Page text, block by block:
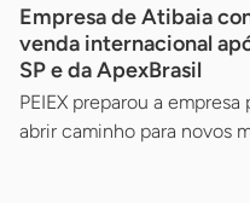
Empresa de Atibaia
venda internacional
SP e da ApexBrasil
PEIEX preparou a
abrir caminho para novos